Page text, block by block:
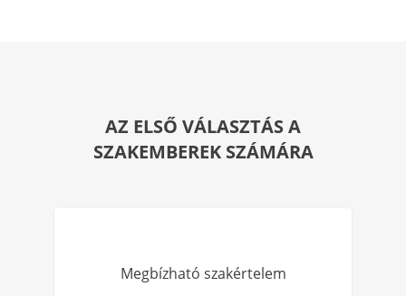
AZ ELSŐ VÁLASZTÁS A
SZAKEMBEREK SZÁMÁRA
Megbízható szakértelem